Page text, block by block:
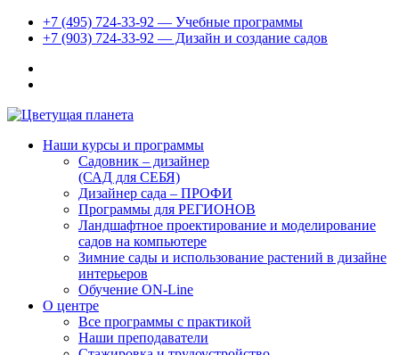
+7 (495) 724-33-92 — Учебные программы
+7 (903) 724-33-92 — Дизайн и создание садов
Наши курсы и программы
Садовник – дизайнер
(САД для СЕБЯ)
Дизайнер сада – ПРОФИ
Программы для РЕГИОНОВ
Ландшафтное проектирование и моделирование
садов на компьютере
Зимние сады и использование растений в дизайне
интерьеров
Обучение ON-Line
О центре
Все программы с практикой
Наши преподаватели